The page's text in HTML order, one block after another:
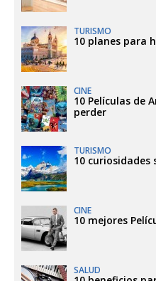
TURISMO
10 planes para
CINE
10 Películas de
perder
TURISMO
10 curiosidades
CINE
10 mejores
SALUD